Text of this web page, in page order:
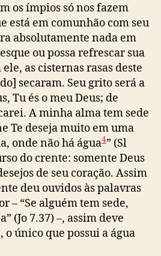
os ímpios só nos fazem
está em comunhão com seu
absolutamente nada em
ou possa refrescar sua
as cisternas rasas deste
secaram. Seu grito será a
Tu és o meu Deus; de
A minha alma tem sede
Te deseja muito em uma
onde não há água4” (Sl
do crente: somente Deus
de seu coração. Assim
deu ouvidos às palavras
– “Se alguém tem sede,
(Jo 7.37) –, assim deve
único que possui a água